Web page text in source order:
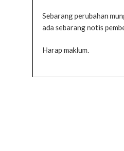
Sebarang perubahan
ada sebarang notis
Harap maklum.